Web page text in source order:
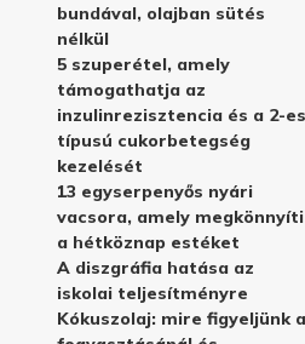
bundával, olajban sütés
nélkül
5 szuperétel, amely
támogathatja az
inzulinrezisztencia és a 2-es
típusú cukorbetegség
kezelését
13 egyserpenyős nyári
vacsora, amely megkönnyíti
a hétköznap estéket
A diszgráfia hatása az
iskolai teljesítményre
Kókuszolaj: mire figyeljünk a